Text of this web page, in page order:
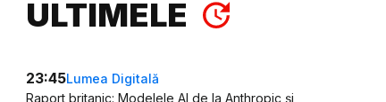
ULTIMELE
23:45Lumea Digitală
Raport britanic: Modelele AI de la Anthropic și